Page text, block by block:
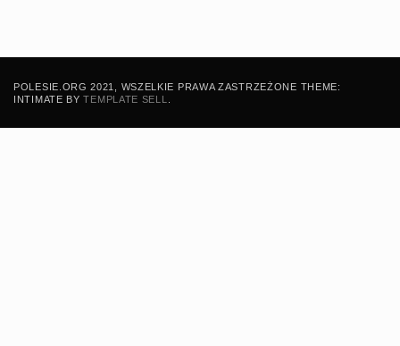
POLESIE.ORG 2021, WSZELKIE PRAWA ZASTRZEŻONE THEME:
INTIMATE BYTEMPLATE SELL